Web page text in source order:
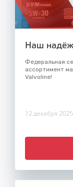
Наш
Федеральная
ассортимент
Valvoline!
12 декабря 2025